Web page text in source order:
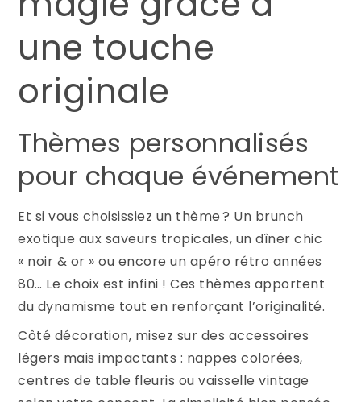
une touche
originale
Thèmes personnalisés
pour chaque événement
Et si vous choisissiez un thème ? Un brunch
exotique aux saveurs tropicales, un dîner chic
« noir & or » ou encore un apéro rétro années
80… Le choix est infini ! Ces thèmes apportent
du dynamisme tout en renforçant l’originalité.
Côté décoration, misez sur des accessoires
légers mais impactants : nappes colorées,
centres de table fleuris ou vaisselle vintage